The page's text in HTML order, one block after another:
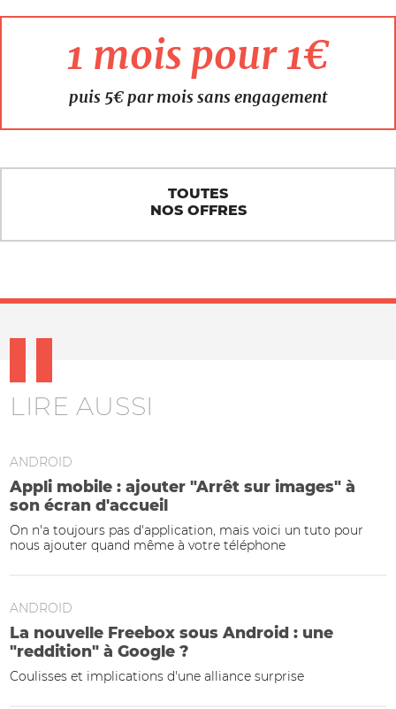
1 mois pour 1€
puis 5€ par mois sans engagement
TOUTES
NOS OFFRES
LIRE AUSSI
ANDROID
Appli mobile : ajouter "Arrêt sur images" à
son écran d'accueil
On n'a toujours pas d'application, mais voici un tuto pour
nous ajouter quand même à votre téléphone
ANDROID
La nouvelle Freebox sous Android : une
"reddition" à Google ?
Coulisses et implications d'une alliance surprise